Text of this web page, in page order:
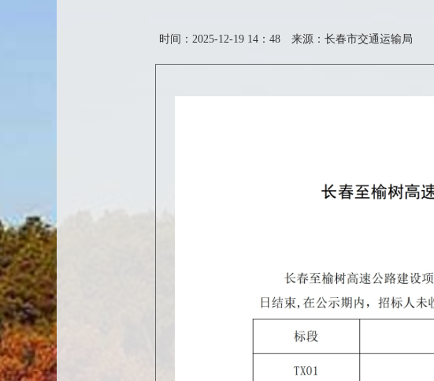
时间：2025-12-19 14：48 来源：长春市交通运输局